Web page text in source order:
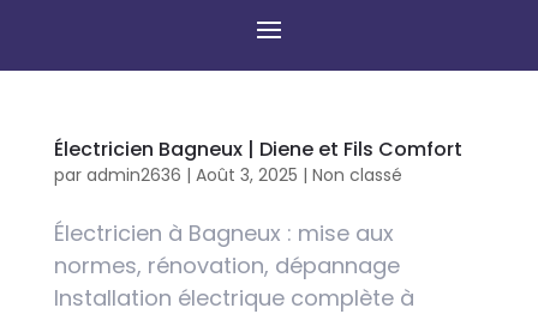
Électricien Bagneux | Diene et Fils Comfort
par admin2636 | Août 3, 2025 | Non classé
Électricien à Bagneux : mise aux
normes, rénovation, dépannage
Installation électrique complète à